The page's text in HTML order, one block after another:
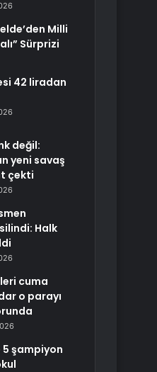
Milli
Sürprizi
42 liradan
değil:
yeni savaş
çekti
Halk
cuma
o parayı
5 şampiyon